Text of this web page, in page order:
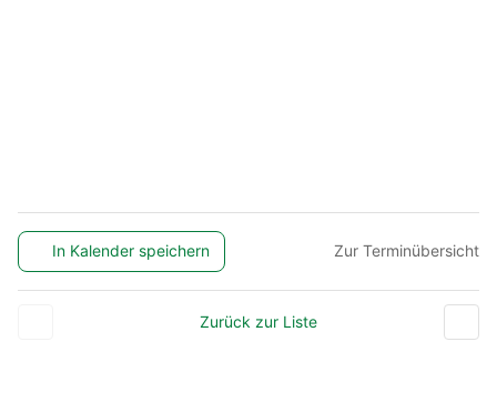
In Kalender speichern Zur Terminübersicht
Zurück zur Liste